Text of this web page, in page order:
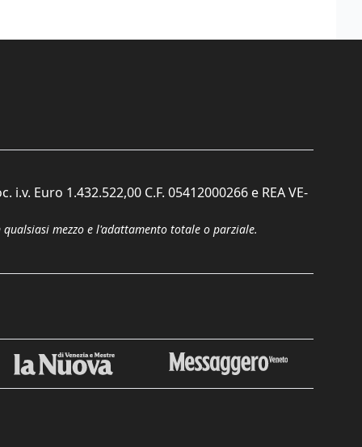
Euro 1.432.522,00 C.F. 05412000266 e REA VE-
mezzo e l'adattamento totale o parziale.